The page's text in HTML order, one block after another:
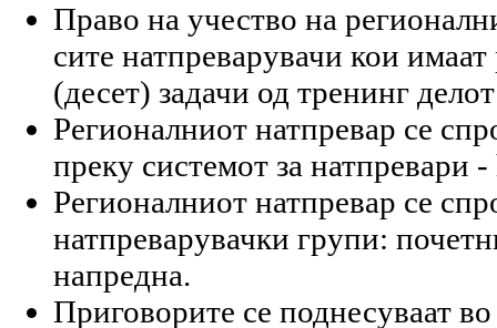
Право на учество на
сите натпреварувачи кои
(десет) задачи од тренинг
Регионалниот натпревар се
преку системот за натпревари
Регионалниот натпревар се
натпреварувачки групи:
напредна.
Приговорите се поднесуваат